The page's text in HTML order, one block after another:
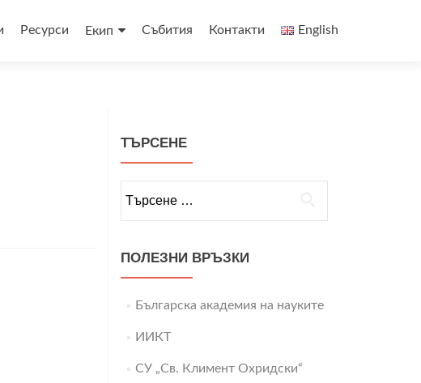
Ресурси Екип Събития Контакти English
ТЪРСЕНЕ
за:
ПОЛЕЗНИ ВРЪЗКИ
Българска академия на науките
ИИКТ
СУ „Св. Климент Охридски“